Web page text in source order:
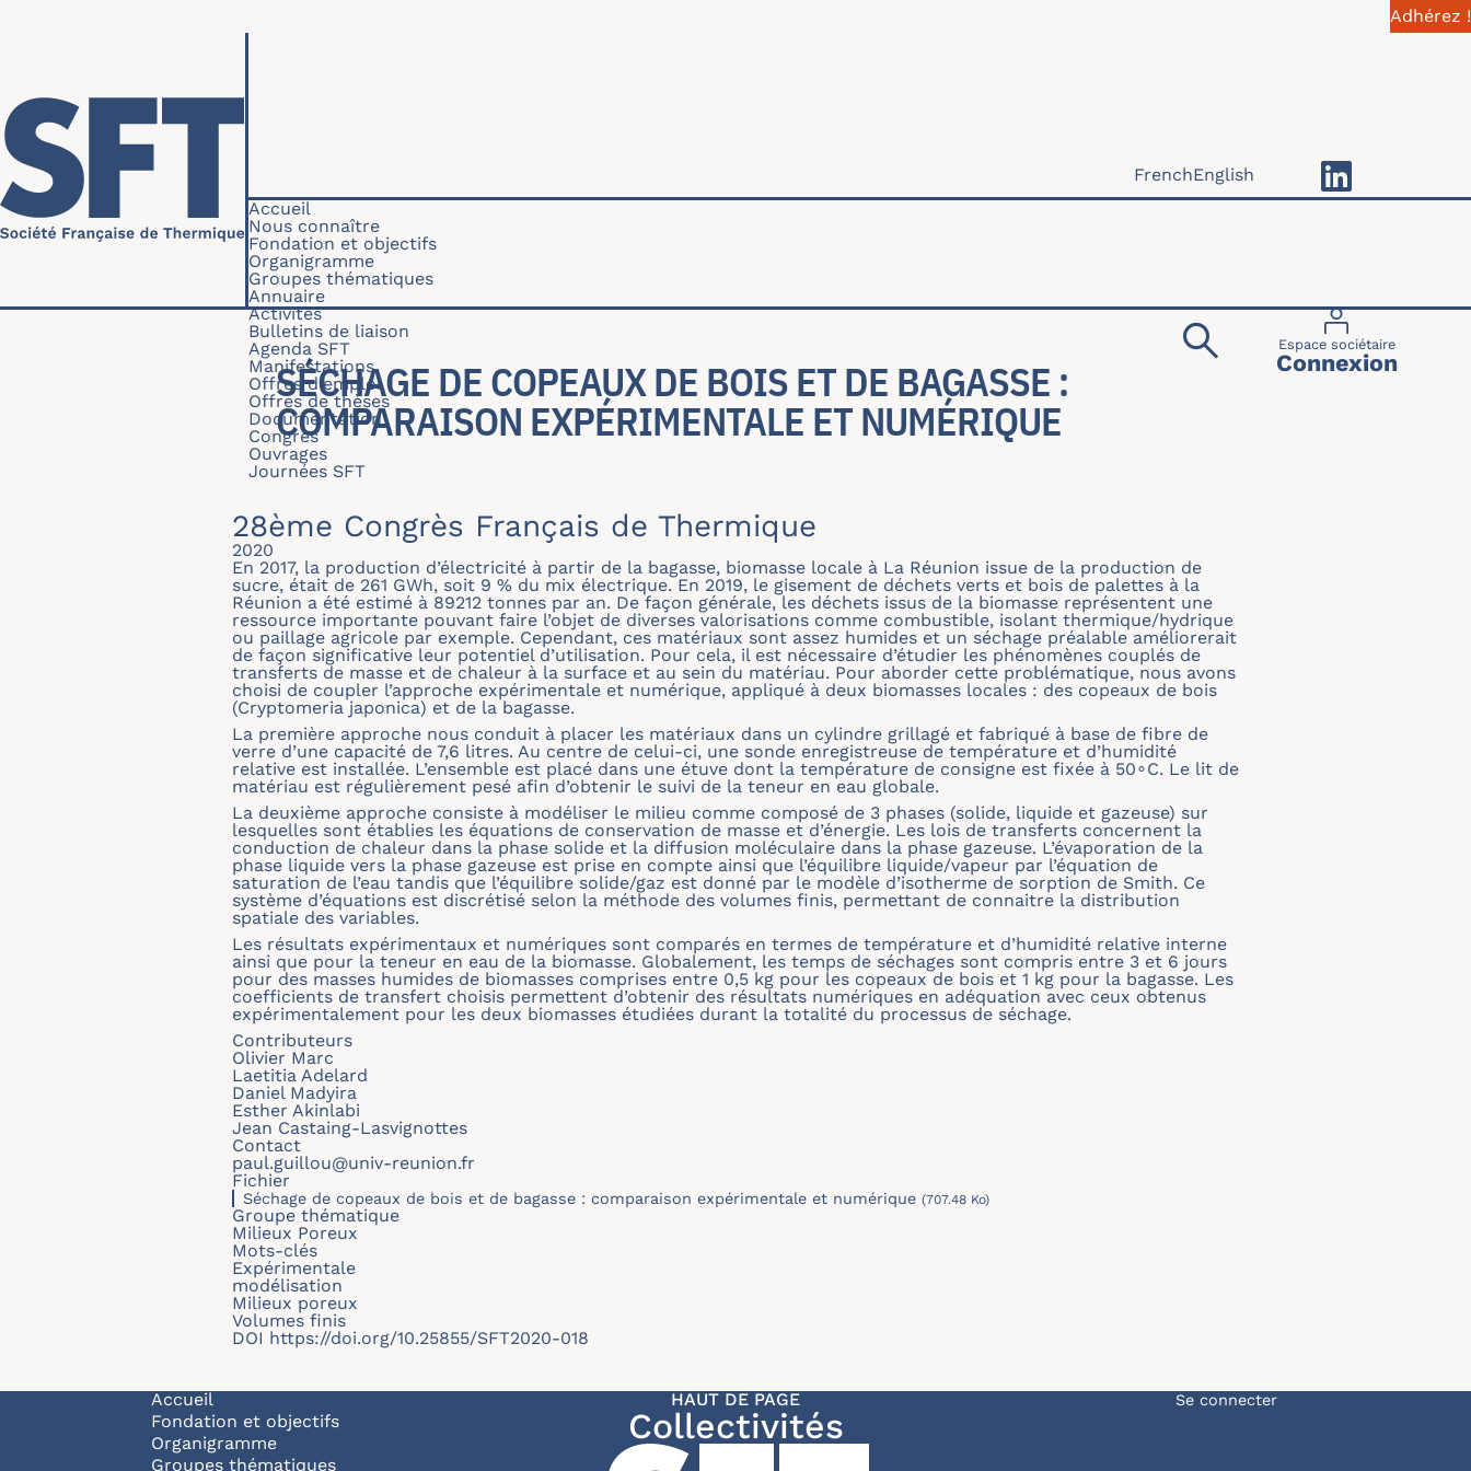
Adhérez !
Navigation principale
Accueil
Nous connaître
Fondation et objectifs
Organigramme
Groupes thématiques
Annuaire
Activités
Bulletins de liaison
Agenda SFT
Manifestations
Offres d'emploi
Offres de thèses
Documentation
Congrès
Ouvrages
Journées SFT
Menu du
Espace sociétaire
Connexion
FrenchEnglish
SÉCHAGE DE COPEAUX DE BOIS ET DE BAGASSE :
COMPARAISON EXPÉRIMENTALE ET NUMÉRIQUE
28ème Congrès Français de Thermique
2020
En 2017, la production d’électricité à partir de la bagasse, biomasse locale à La Réunion issue de la production de
sucre, était de 261 GWh, soit 9 % du mix électrique. En 2019, le gisement de déchets verts et bois de palettes à la
Réunion a été estimé à 89212 tonnes par an. De façon générale, les déchets issus de la biomasse représentent une
ressource importante pouvant faire l’objet de diverses valorisations comme combustible, isolant thermique/hydrique
ou paillage agricole par exemple. Cependant, ces matériaux sont assez humides et un séchage préalable améliorerait
de façon significative leur potentiel d’utilisation. Pour cela, il est nécessaire d’étudier les phénomènes couplés de
transferts de masse et de chaleur à la surface et au sein du matériau. Pour aborder cette problématique, nous avons
choisi de coupler l’approche expérimentale et numérique, appliqué à deux biomasses locales : des copeaux de bois
(Cryptomeria japonica) et de la bagasse.
La première approche nous conduit à placer les matériaux dans un cylindre grillagé et fabriqué à base de fibre de
verre d’une capacité de 7,6 litres. Au centre de celui-ci, une sonde enregistreuse de température et d’humidité
relative est installée. L’ensemble est placé dans une étuve dont la température de consigne est fixée à 50∘C. Le lit de
matériau est régulièrement pesé afin d’obtenir le suivi de la teneur en eau globale.
La deuxième approche consiste à modéliser le milieu comme composé de 3 phases (solide, liquide et gazeuse) sur
lesquelles sont établies les équations de conservation de masse et d’énergie. Les lois de transferts concernent la
conduction de chaleur dans la phase solide et la diffusion moléculaire dans la phase gazeuse. L’évaporation de la
phase liquide vers la phase gazeuse est prise en compte ainsi que l’équilibre liquide/vapeur par l’équation de
saturation de l’eau tandis que l’équilibre solide/gaz est donné par le modèle d’isotherme de sorption de Smith. Ce
système d’équations est discrétisé selon la méthode des volumes finis, permettant de connaitre la distribution
spatiale des variables.
Les résultats expérimentaux et numériques sont comparés en termes de température et d’humidité relative interne
ainsi que pour la teneur en eau de la biomasse. Globalement, les temps de séchages sont compris entre 3 et 6 jours
pour des masses humides de biomasses comprises entre 0,5 kg pour les copeaux de bois et 1 kg pour la bagasse. Les
coefficients de transfert choisis permettent d’obtenir des résultats numériques en adéquation avec ceux obtenus
expérimentalement pour les deux biomasses étudiées durant la totalité du processus de séchage.
Contributeurs
Olivier Marc
Laetitia Adelard
Daniel Madyira
Esther Akinlabi
Jean Castaing-Lasvignottes
Contact
paul.guillou@univ-reunion.fr
Fichier
Séchage de copeaux de bois et de bagasse : comparaison expérimentale et numérique (707.48 Ko)
Groupe thématique
Milieux Poreux
Mots-clés
Expérimentale
modélisation
Milieux poreux
Volumes finis
DOI https://doi.org/10.25855/SFT2020-018
Navigation principale
Accueil
Fondation et objectifs
Organigramme
Groupes thématiques
HAUT DE PAGE
Collectivités Menu du compte de
Se connecter